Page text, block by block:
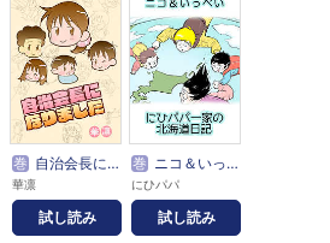
巻 自治会長になりました
華凛
試し読み
巻 ニコ＆いっぺい にひパパ一家の北海道日記
にひパパ
試し読み